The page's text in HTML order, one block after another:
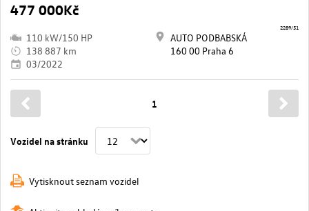
477 000Kč
110 kW/150 HP
138 887 km
03/2022
AUTO PODBABSKÁ
160 00 Praha 6
2289/51
Vozidel na stránku
1
Vytisknout seznam vozidel